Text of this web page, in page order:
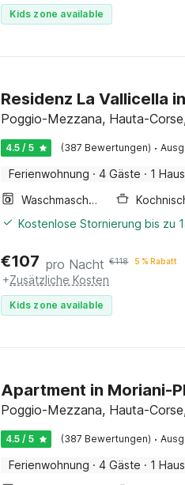
Kids zone available
Residenz La Vallicella
Poggio-Mezzana, Hauta-
4.5 / 5 (387 Bewertungen) ·
Ferienwohnung · 4 Gäste · 1
Waschmaschine
Kostenlose Stornierung bis zu
€107 pro Nacht €118 5 % Rabatt
+Zusätzliche Kosten
Kids zone available
Apartment in Moriani-
Poggio-Mezzana, Hauta-
4.5 / 5 (387 Bewertungen) ·
Ferienwohnung · 4 Gäste · 1